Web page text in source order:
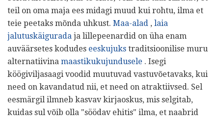
teil on oma maja ees midagi muud kui rohtu, ilma et
teie peetaks mõnda uhkust. Maa-alad , laia
jalutuskäigurada ja lillepeenardid on üha enam
auväärsetes kodudes eeskujuks traditsioonilise muru
alternatiivina maastikukujundusele . Isegi
köögiviljasaagi voodid muutuvad vastuvõetavaks, kui
need on kavandatud nii, et need on atraktiivsed. Sel
eesmärgil ilmneb kasvav kirjaoskus, mis selgitab,
kuidas sul võib olla "söödav ehitis" ilma, et naabrid